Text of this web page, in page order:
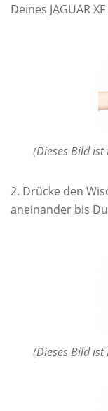
Deines JAGUAR
(Dieses Bild ist
Drücke den
aneinander bis
(Dieses Bild ist